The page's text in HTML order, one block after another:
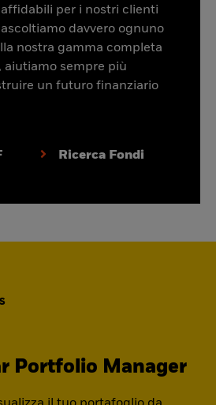
per i nostri clienti
davvero ognuno
nostra gamma completa
aiutiamo sempre più
un futuro finanziario
Ricerca Fondi
Portfolio Manager